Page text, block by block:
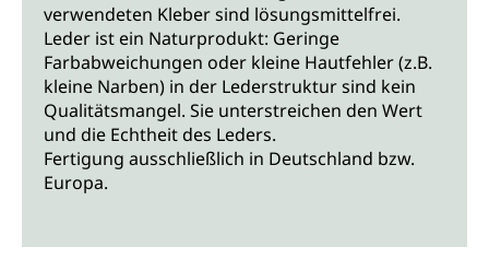
verwendeten Kleber sind lösungsmittelfrei.
Leder ist ein Naturprodukt: Geringe
Farbabweichungen oder kleine Hautfehler (z.B.
kleine Narben) in der Lederstruktur sind kein
Qualitätsmangel. Sie unterstreichen den Wert
und die Echtheit des Leders.
Fertigung ausschließlich in Deutschland bzw.
Europa.